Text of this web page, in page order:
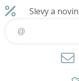
1800W, 20 000
minutu, 20 m/
vzduchu,
hubice.
Slevy a